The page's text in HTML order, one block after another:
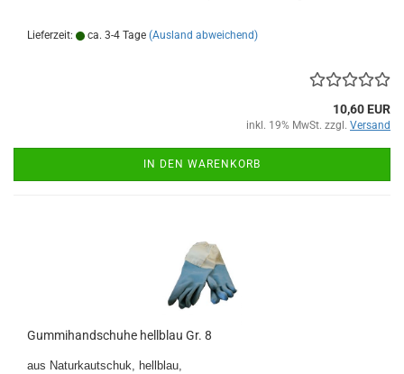
Lieferzeit: ca. 3-4 Tage (Ausland abweichend)
10,60 EUR
inkl. 19% MwSt. zzgl. Versand
IN DEN WARENKORB
Gummihandschuhe hellblau Gr. 8
aus Naturkautschuk, hellblau,